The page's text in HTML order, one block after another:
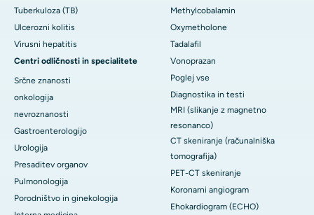
Tuberkuloza (TB)
Ulcerozni kolitis
Virusni hepatitis
Centri odličnosti in specialitete
Srčne znanosti
onkologija
nevroznanosti
Gastroenterologijo
Urologija
Presaditev organov
Pulmonologija
Porodništvo in ginekologija
Methylcobalamin
Oxymetholone
Tadalafil
Vonoprazan
Poglej vse
Diagnostika in testi
MRI (slikanje z magnetno
resonanco)
CT skeniranje (računalniška
tomografija)
PET-CT skeniranje
Koronarni angiogram
Ehokardiogram (ECHO)